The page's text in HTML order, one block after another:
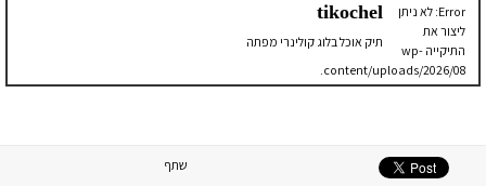
Error: לא ניתן
ליצור את
התיקייה wp-
content/uploads/2026/08.
יש לבדוק
tikochel
תיק אוכל בלוג קולינרי מפתה
שתף